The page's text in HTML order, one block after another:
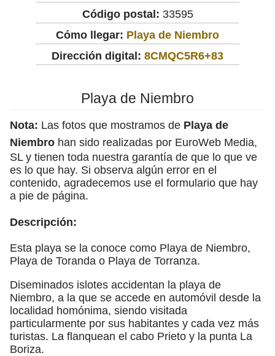
Código postal: 33595
Cómo llegar: Playa de Niembro
Dirección digital: 8CMQC5R6+83
Playa de Niembro
Nota: Las fotos que mostramos de Playa de
Niembro han sido realizadas por EuroWeb Media,
SL y tienen toda nuestra garantía de que lo que ve
es lo que hay. Si observa algún error en el
contenido, agradecemos use el formulario que hay
a pie de página.
Descripción:
Esta playa se la conoce como Playa de Niembro,
Playa de Toranda o Playa de Torranza.
Diseminados islotes accidentan la playa de
Niembro, a la que se accede en automóvil desde la
localidad homónima, siendo visitada
particularmente por sus habitantes y cada vez más
turistas. La flanquean el cabo Prieto y la punta La
Boriza.